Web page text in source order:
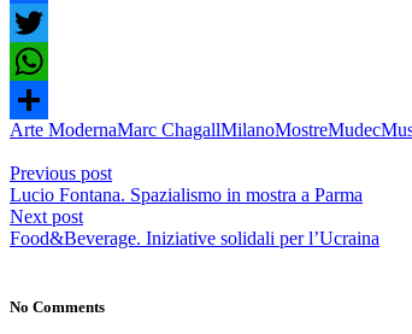
Facebook
Twitter
WhatsApp
Condividi
Arte ModernaMarc ChagallMilanoMostreMudec
Previous post
Lucio Fontana. Spazialismo in mostra a Parma
Next post
Food&Beverage. Iniziative solidali per l’Ucraina
No Comments